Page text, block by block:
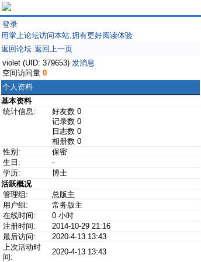
登录
用掌上论坛访问本站,拥有更好阅读体验
返回论坛 返回上一页
violet (UID: 379653) 发消息
空间访问量 0
个人资料
基本资料
统计信息:
好友数 0
记录数 0
日志数 0
相册数 0
性别:
保密
生日:
-
学历:
博士
活跃概况
管理组:
总版主
用户组:
常务版主
在线时间:
0 小时
注册时间:
2014-10-29 21:16
最后访问:
2020-4-13 13:43
上次活动时
间:
2020-4-13 13:43